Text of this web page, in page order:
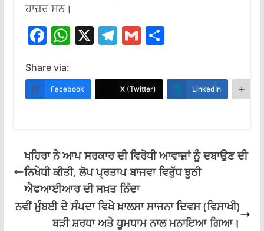
ਹਾਜ਼ਰ ਸਨ।
F
e
b
k
W
at
s
p
X T
e
gr
G
ai
l
S
ar
e
Share via:
Facebook X (Twitter) LinkedIn
ਖਹਿਰਾ ਨੇ ਆਪ ਸਰਕਾਰ ਦੀ ਵਿਰੋਧੀ ਆਵਾਜ਼ਾਂ ਨੂੰ ਦਬਾਉਣ ਦੀ
ਨਿਖੇਧੀ ਕੀਤੀ, ਲੋਪ ਪ੍ਰਤਾਪ ਬਾਜਵਾ ਵਿਰੁੱਧ ਝੂਠੀ
ਐਫਆਈਆਰ ਦੀ ਸਖ਼ਤ ਨਿੰਦਾ
ਨਵੀਂ ਮੁੰਬਈ ਦੇ ਸੰਪਦਾ ਵਿਖੇ ਖ਼ਾਲਸਾ ਸਾਜਨਾ ਦਿਵਸ (ਵਿਸਾਖੀ)
ਬੜੀ ਸ਼ਰਧਾ ਅਤੇ ਧੂਮਧਾਮ ਨਾਲ ਮਨਾਇਆ ਗਿਆ।